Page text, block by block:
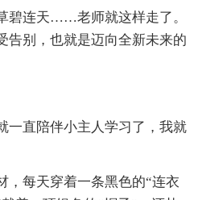
碧连天……老师就这样走了。
告别，也就是迈向全新未来的
一直陪伴小主人学习了，我就
，每天穿着一条黑色的“连衣